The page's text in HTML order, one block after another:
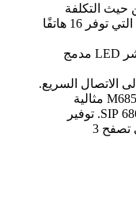
بالإضافة إلى هواتف MItel 6800 Series SIP التي توفر 16 هاتفًا
مفاتيح البرمجة. يحتوي كل مفتاح على مؤشر LED مدمج
28 مفتاحًا مزودًا بمؤشر LED والقدرة على تصفح 3